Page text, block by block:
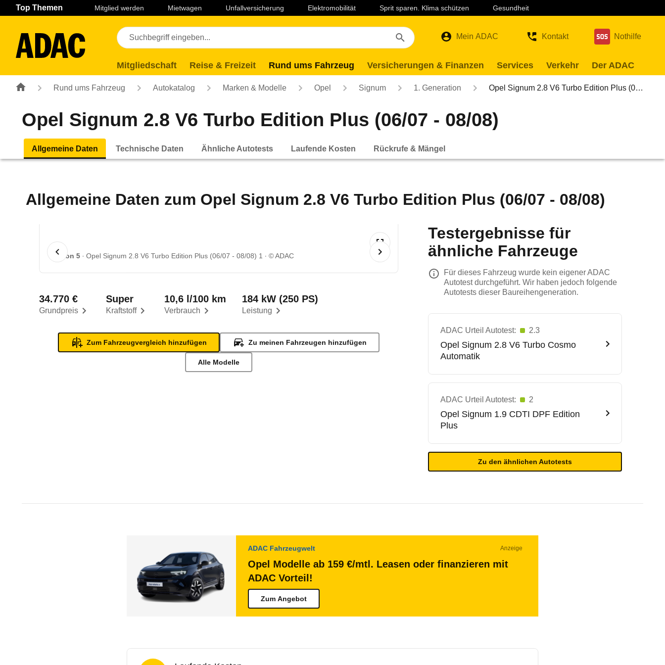
Navigation Seiteninhalt Fußzeile
Top Themen Mitglied werden Mietwagen Unfallversicherung Elektromobilität Sprit sparen. Klima schützen Gesundheit
Mein ADAC Kontakt Nothilfe
Mitgliedschaft Reise & Freizeit Rund ums Fahrzeug Versicherungen & Finanzen Services Verkehr Der ADAC
Rund ums Fahrzeug Autokatalog Marken & Modelle Opel Signum 1. Generation Opel Signum 2.8 V6 Turbo Edition Plus (0…
Opel Signum 2.8 V6 Turbo Edition Plus (06/07 - 08/08)
Allgemeine Daten Technische Daten Ähnliche Autotests Laufende Kosten Rückrufe & Mängel
Allgemeine Daten zum Opel Signum 2.8 V6 Turbo Edition Plus (06/07 - 08/08)
1 von 5 Opel Signum 2.8 V6 Turbo Edition Plus (06/07 - 08/08) 1 © ADAC
Grundpreis
34.770 €
Kraftstoff
Super
Verbrauch
10,6 l/100 km
Leistung
184 kW (250 PS)
Zum Fahrzeugvergleich hinzufügen Zu meinen Fahrzeugen hinzufügen
Alle Modelle
Testergebnisse für
ähnliche Fahrzeuge
Für dieses Fahrzeug wurde kein eigener ADAC
Autotest durchgeführt. Wir haben jedoch folgende
Autotests dieser Baureihengeneration.
ADAC Urteil Autotest: 2.3
Opel Signum 2.8 V6 Turbo Cosmo
Automatik
ADAC Urteil Autotest: 2
Opel Signum 1.9 CDTI DPF Edition
Plus
Zu den ähnlichen Autotests
ADAC Fahrzeugwelt Anzeige
Opel Modelle ab 159 €/mtl. Leasen oder finanzieren mit
ADAC Vorteil!
Zum Angebot